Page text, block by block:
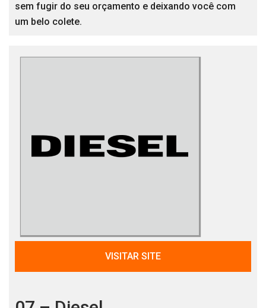
sem fugir do seu orçamento e deixando você com
um belo colete.
VISITAR SITE